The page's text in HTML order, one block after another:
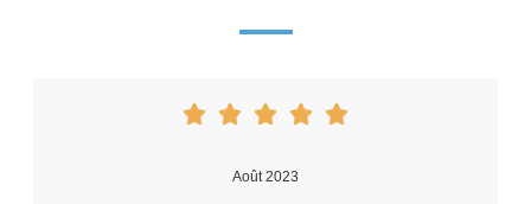
Août 2023